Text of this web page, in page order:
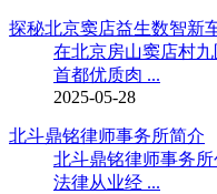
探秘北京窦店益生数智新
在北京房山窦店村
首都优质肉 ...
2025-05-28
北斗鼎铭律师事务所简介
北斗鼎铭律师事务
法律从业经 ...